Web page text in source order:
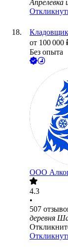
Апрелевка
Кладовщик
от 100 000
Без опыта
ООО
4.3
•
507
деревня